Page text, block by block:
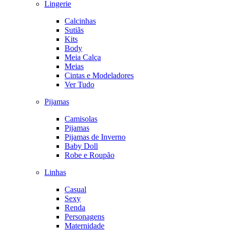
Lingerie
Calcinhas
Sutiãs
Kits
Body
Meia Calça
Meias
Cintas e Modeladores
Ver Tudo
Pijamas
Camisolas
Pijamas
Pijamas de Inverno
Baby Doll
Robe e Roupão
Linhas
Casual
Sexy
Renda
Personagens
Maternidade